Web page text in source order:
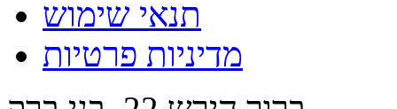
תנאי שימוש
מדיניות פרטיות